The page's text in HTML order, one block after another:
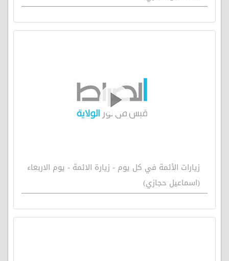
زيارات الأئمة في كل يوم - زيارة الائمة - يوم الاربعاء
(اسماعيل حجازي)